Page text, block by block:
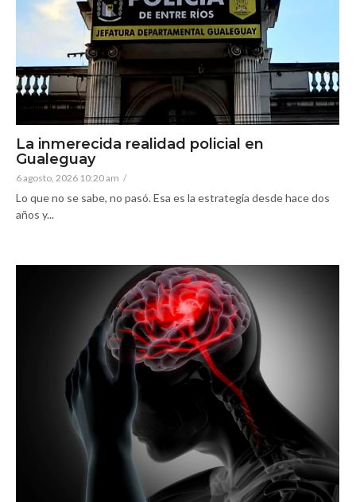
La inmerecida realidad policial en
Gualeguay
6 agosto, 2026 10:20 am /
Lo que no se sabe, no pasó. Esa es la estrategia desde hace dos
años y...